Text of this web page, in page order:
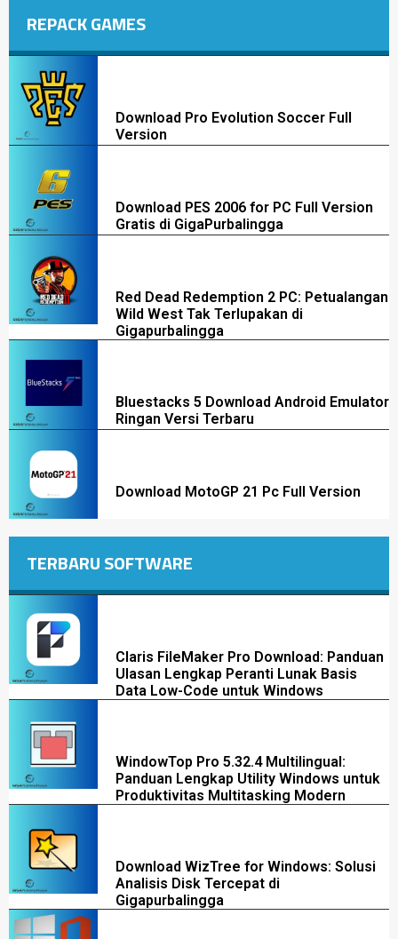
REPACK GAMES
Download Pro Evolution Soccer Full
Version
Download PES 2006 for PC Full Version
Gratis di GigaPurbalingga
Red Dead Redemption 2 PC: Petualangan
Wild West Tak Terlupakan di
Gigapurbalingga
Bluestacks 5 Download Android Emulator
Ringan Versi Terbaru
Download MotoGP 21 Pc Full Version
TERBARU SOFTWARE
Claris FileMaker Pro Download: Panduan
Ulasan Lengkap Peranti Lunak Basis
Data Low-Code untuk Windows
WindowTop Pro 5.32.4 Multilingual:
Panduan Lengkap Utility Windows untuk
Produktivitas Multitasking Modern
Download WizTree for Windows: Solusi
Analisis Disk Tercepat di
Gigapurbalingga